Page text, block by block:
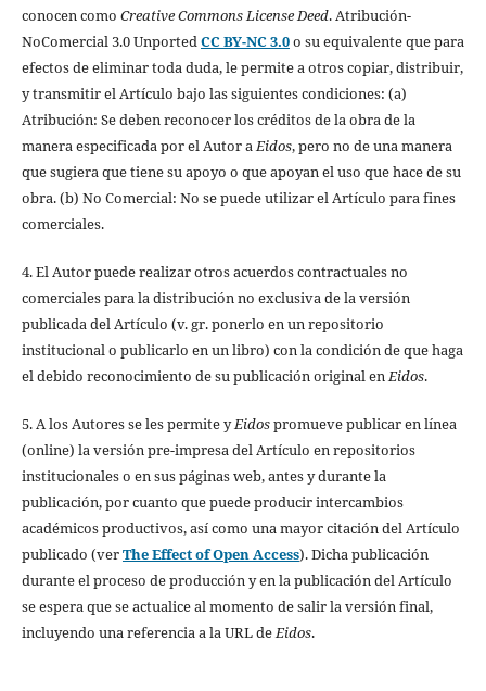
conocen como Creative Commons License Deed. Atribución-
NoComercial 3.0 UnportedCC BY-NC 3.0o su equivalente que para
efectos de eliminar toda duda, le permite a otros copiar, distribuir,
y transmitir el Artículo bajo las siguientes condiciones: (a)
Atribución: Se deben reconocer los créditos de la obra de la
manera especificada por el Autor aEidos, pero no de una manera
que sugiera que tiene su apoyo o que apoyan el uso que hace de su
obra. (b) No Comercial: No se puede utilizar el Artículo para fines
comerciales.
4. El Autor puede realizar otros acuerdos contractuales no
comerciales para la distribución no exclusiva de la versión
publicada del Artículo (v. gr. ponerlo en un repositorio
institucional o publicarlo en un libro) con la condición de que haga
el debido reconocimiento de su publicación original enEidos.
5. A los Autores se les permite yEidospromueve publicar en línea
(online) la versión pre-impresa del Artículo en repositorios
institucionales o en sus páginas web, antes y durante la
publicación, por cuanto que puede producir intercambios
académicos productivos, así como una mayor citación del Artículo
publicado (verThe Effect of Open Access). Dicha publicación
durante el proceso de producción y en la publicación del Artículo
se espera que se actualice al momento de salir la versión final,
incluyendo una referencia a la URL deEidos.